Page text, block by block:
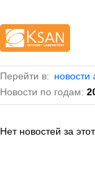
Перейти в: новости
Новости по годам:
Нет новостей за